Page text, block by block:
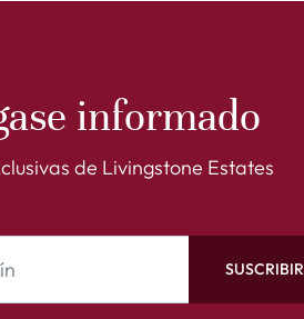
informado
de Livingstone Estates